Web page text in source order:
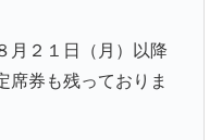
月２１日（月）以降
席券も残っておりま